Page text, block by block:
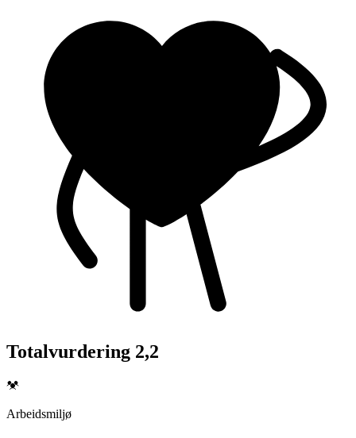
Totalvurdering 2,2
Arbeidsmiljø